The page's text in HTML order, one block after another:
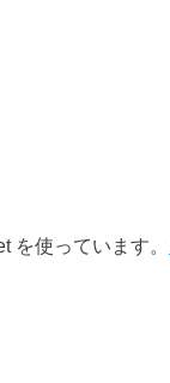
を使っています。